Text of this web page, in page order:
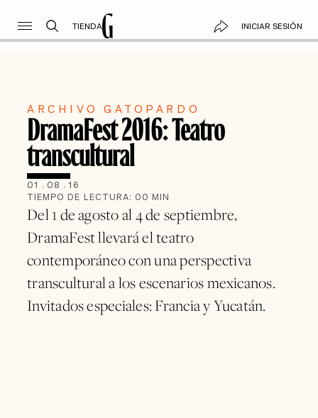
TIENDA INICIAR SESIÓN
ARCHIVO GATOPARDO
DramaFest 2016: Teatro
transcultural
01 . 08 . 16
TIEMPO DE LECTURA: 00 MIN
Del 1 de agosto al 4 de septiembre,
DramaFest llevará el teatro
contemporáneo con una perspectiva
transcultural a los escenarios mexicanos.
Invitados especiales: Francia y Yucatán.